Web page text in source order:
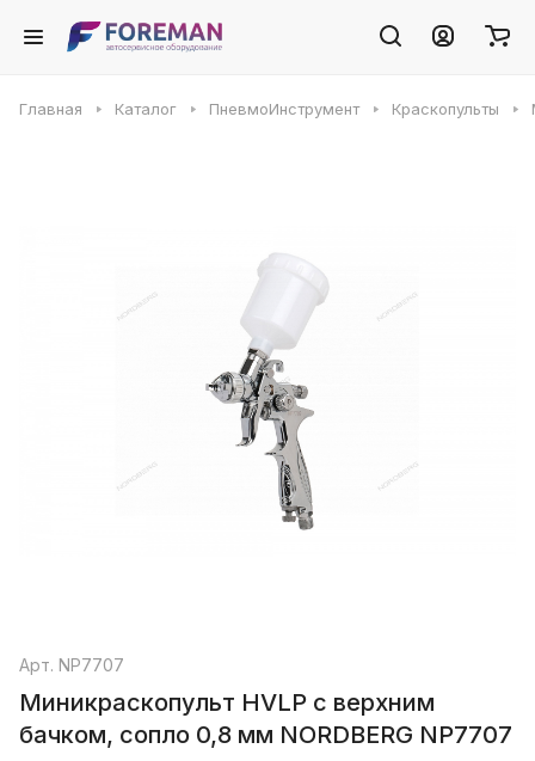
Главная Каталог ПневмоИнструмент Краскопульты
Арт. NP7707
Миникраскопульт HVLP с верхним
бачком, сопло 0,8 мм NORDBERG NP7707